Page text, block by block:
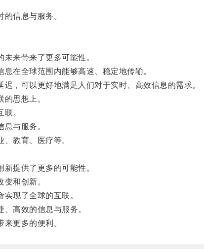
信息与服务。
来带来了更多可能性。
在全球范围内能够高速、稳定地传输。
可以更好地满足人们对于实时、高效信息的需求。
思想上。
。
与服务。
教育、医疗等。
提供了更多的可能性。
和创新。
现了全球的互联。
高效的信息与服务。
更多的便利。